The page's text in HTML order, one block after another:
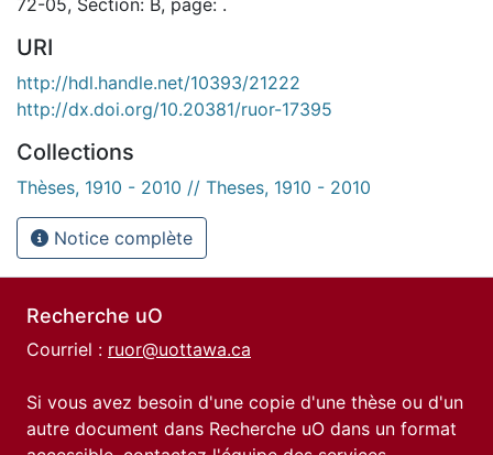
URI
http://hdl.handle.net/10393/21222
http://dx.doi.org/10.20381/ruor-17395
Collections
Thèses, 1910 - 2010 // Theses, 1910 - 2010
Notice complète
Recherche uO
Courriel : ruor@uottawa.ca
Si vous avez besoin d'une copie d'une thèse ou d'un
autre document dans Recherche uO dans un format